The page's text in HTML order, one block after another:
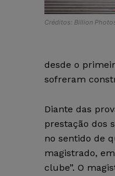
Créditos: Billion
desde o
sofreram
Diante das
prestação dos
no sentido de
magistrado,
clube”. O